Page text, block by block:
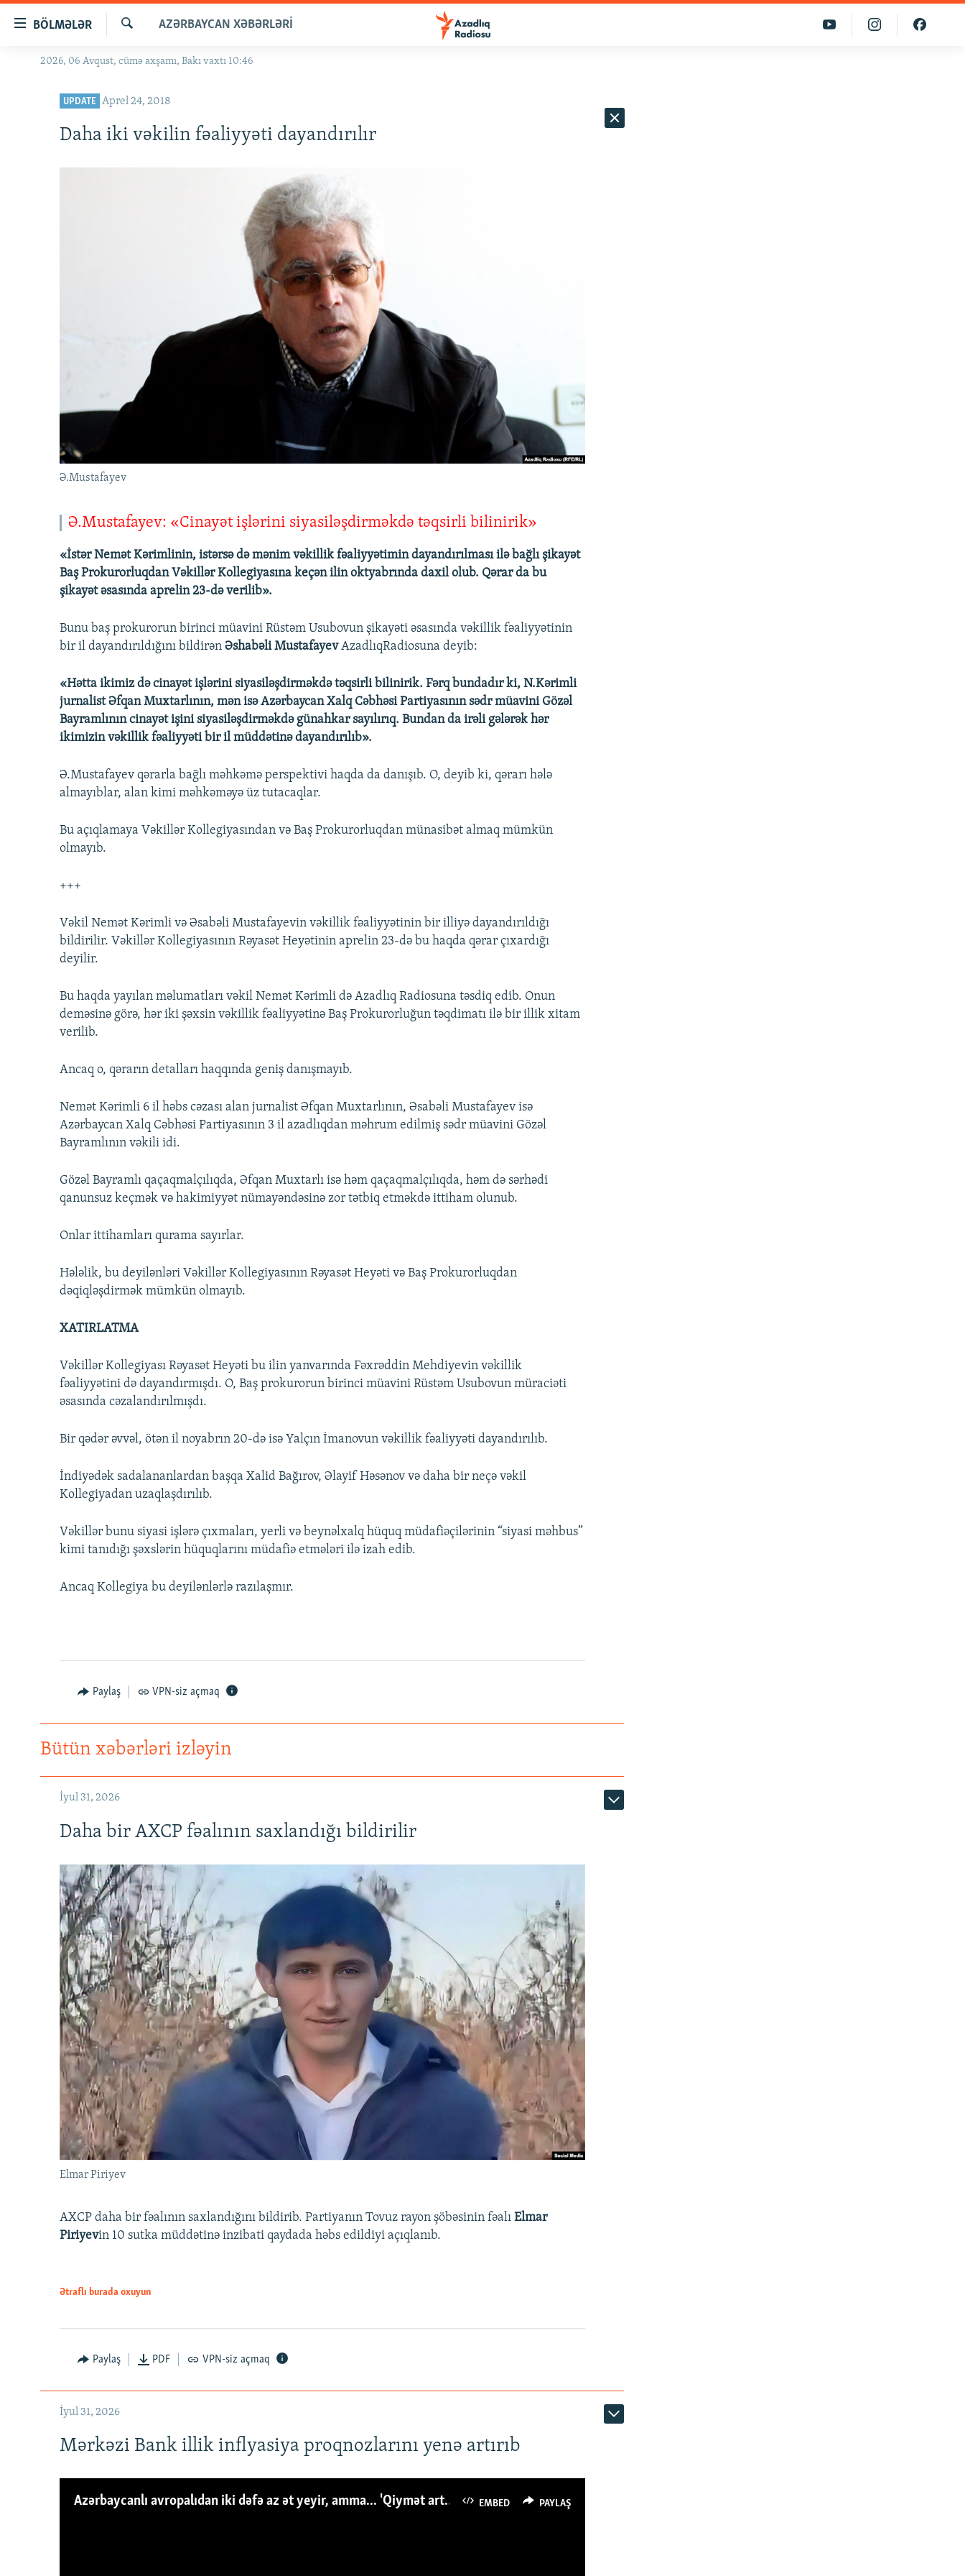
naviqasiyaya
BÖLMƏLƏR
GÜNDƏM
#ƏSLINDƏ
FƏRQƏ BAX
MATERIALLARIMIZDAN ISTIFADƏ
AZADLIQRADIOSU MOBIL TELEFONUNUZDA
BIZIMLƏ ƏLAQƏ
Axtar
AZƏRBAYCAN XƏBƏRLƏRI
2026, 06 Avqust, cümə axşamı, Bakı vaxtı 10:46
UPDATE Aprel 24, 2018
Daha iki vəkilin fəaliyyəti dayandırılır
Ə.Mustafayev
Ə.Mustafayev: «Cinayət işlərini siyasiləşdirməkdə təqsirli bilinirik»
«İstər Nemət Kərimlinin, istərsə də mənim vəkillik fəaliyyətimin dayandırılması ilə bağlı şikayət
Baş Prokurorluqdan Vəkillər Kollegiyasına keçən ilin oktyabrında daxil olub. Qərar da bu
şikayət əsasında aprelin 23-də verilib».
Bunu baş prokurorun birinci müavini Rüstəm Usubovun şikayəti əsasında vəkillik fəaliyyətinin
bir il dayandırıldığını bildirən Əshabəli MustafayevAzadlıqRadiosuna deyib:
«Hətta ikimiz də cinayət işlərini siyasiləşdirməkdə təqsirli bilinirik. Fərq bundadır ki, N.Kərimli
jurnalist Əfqan Muxtarlının, mən isə Azərbaycan Xalq Cəbhəsi Partiyasının sədr müavini Gözəl
Bayramlının cinayət işini siyasiləşdirməkdə günahkar sayılırıq. Bundan da irəli gələrək hər
ikimizin vəkillik fəaliyyəti bir il müddətinə dayandırılıb».
Ə.Mustafayev qərarla bağlı məhkəmə perspektivi haqda da danışıb. O, deyib ki, qərarı hələ
almayıblar, alan kimi məhkəməyə üz tutacaqlar.
Bu açıqlamaya Vəkillər Kollegiyasından və Baş Prokurorluqdan münasibət almaq mümkün
olmayıb.
+++
Vəkil Nemət Kərimli və Əsabəli Mustafayevin vəkillik fəaliyyətinin bir illiyə dayandırıldığı
bildirilir. Vəkillər Kollegiyasının Rəyasət Heyətinin aprelin 23-də bu haqda qərar çıxardığı
deyilir.
Bu haqda yayılan məlumatları vəkil Nemət Kərimli də Azadlıq Radiosuna təsdiq edib. Onun
deməsinə görə, hər iki şəxsin vəkillik fəaliyyətinə Baş Prokurorluğun təqdimatı ilə bir illik xitam
verilib.
Ancaq o, qərarın detalları haqqında geniş danışmayıb.
Nemət Kərimli 6 il həbs cəzası alan jurnalist Əfqan Muxtarlının, Əsabəli Mustafayev isə
Azərbaycan Xalq Cəbhəsi Partiyasının 3 il azadlıqdan məhrum edilmiş sədr müavini Gözəl
Bayramlının vəkili idi.
Gözəl Bayramlı qaçaqmalçılıqda, Əfqan Muxtarlı isə həm qaçaqmalçılıqda, həm də sərhədi
qanunsuz keçmək və hakimiyyət nümayəndəsinə zor tətbiq etməkdə ittiham olunub.
Onlar ittihamları qurama sayırlar.
Hələlik, bu deyilənləri Vəkillər Kollegiyasının Rəyasət Heyəti və Baş Prokurorluqdan
dəqiqləşdirmək mümkün olmayıb.
XATIRLATMA
Vəkillər Kollegiyası Rəyasət Heyəti bu ilin yanvarında Fəxrəddin Mehdiyevin vəkillik
fəaliyyətini də dayandırmışdı. O, Baş prokurorun birinci müavini Rüstəm Usubovun müraciəti
əsasında cəzalandırılmışdı.
Bir qədər əvvəl, ötən il noyabrın 20-də isə Yalçın İmanovun vəkillik fəaliyyəti dayandırılıb.
İndiyədək sadalananlardan başqa Xalid Bağırov, Əlayif Həsənov və daha bir neçə vəkil
Kollegiyadan uzaqlaşdırılıb.
Vəkillər bunu siyasi işlərə çıxmaları, yerli və beynəlxalq hüquq müdafiəçilərinin “siyasi məhbus”
kimi tanıdığı şəxslərin hüquqlarını müdafiə etmələri ilə izah edib.
Ancaq Kollegiya bu deyilənlərlə razılaşmır.
Paylaş VPN-siz açmaq
Bütün xəbərləri izləyin
İyul 31, 2026
Daha bir AXCP fəalının saxlandığı bildirilir
Elmar Piriyev
AXCP daha bir fəalının saxlandığını bildirib. Partiyanın Tovuz rayon şöbəsinin fəalı Elmar
Piriyevin 10 sutka müddətinə inzibati qaydada həbs edildiyi açıqlanıb.
Ətraflı burada oxuyun
Paylaş PDF VPN-siz açmaq
İyul 31, 2026
Mərkəzi Bank illik inflyasiya proqnozlarını yenə artırıb
EMBED PAYLAŞ
Azərbaycanlı avropalıdan iki dəfə az ət yeyir, amma... 'Qiymət artımı qaçılmazdır'